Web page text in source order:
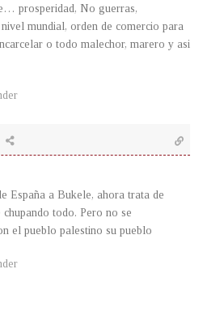
prosperidad, No guerras,
mundial, orden de comercio para
o todo malechor, marero y asi
España a Bukele, ahora trata de
todo. Pero no se
el pueblo palestino su pueblo